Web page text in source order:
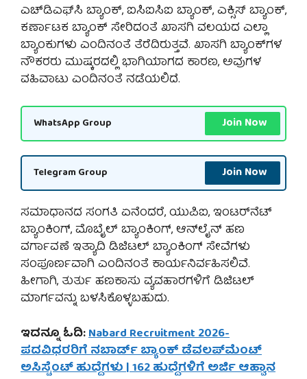
ಎಚ್‌ಡಿಎಫ್‌ಸಿ ಬ್ಯಾಂಕ್, ಐಸಿಐಸಿಐ ಬ್ಯಾಂಕ್, ಎಕ್ಸಿಸ್ ಬ್ಯಾಂಕ್,
ಕರ್ಣಾಟಕ ಬ್ಯಾಂಕ್ ಸೇರಿದಂತೆ ಖಾಸಗಿ ವಲಯದ ಎಲ್ಲಾ
ಬ್ಯಾಂಕುಗಳು ಎಂದಿನಂತೆ ತೆರೆದಿರುತ್ತವೆ. ಖಾಸಗಿ ಬ್ಯಾಂಕ್‌ಗಳ
ನೌಕರರು ಮುಷ್ಕರದಲ್ಲಿ ಭಾಗಿಯಾಗದ ಕಾರಣ, ಅವುಗಳ
ವಹಿವಾಟು ಎಂದಿನಂತೆ ನಡೆಯಲಿದೆ.
WhatsApp Group Join Now
Telegram Group Join Now
ಸಮಾಧಾನದ ಸಂಗತಿ ಏನೆಂದರೆ, ಯುಪಿಐ, ಇಂಟರ್‌ನೆಟ್
ಬ್ಯಾಂಕಿಂಗ್, ಮೊಬೈಲ್ ಬ್ಯಾಂಕಿಂಗ್, ಆನ್‌ಲೈನ್ ಹಣ
ವರ್ಗಾವಣೆ ಇತ್ಯಾದಿ ಡಿಜಿಟಲ್ ಬ್ಯಾಂಕಿಂಗ್ ಸೇವೆಗಳು
ಸಂಪೂರ್ಣವಾಗಿ ಎಂದಿನಂತೆ ಕಾರ್ಯನಿರ್ವಹಿಸಲಿವೆ.
ಹೀಗಾಗಿ, ತುರ್ತು ಹಣಕಾಸು ವ್ಯವಹಾರಗಳಿಗೆ ಡಿಜಿಟಲ್
ಮಾರ್ಗವನ್ನು ಬಳಸಿಕೊಳ್ಳಬಹುದು.
ಇದನ್ನೂ ಓದಿ:Nabard Recruitment 2026-
ಪದವಿಧರರಿಗೆ ನಬಾರ್ಡ್ ಬ್ಯಾಂಕ್ ಡೆವಲಪ್‌ಮೆಂಟ್
ಅಸಿಸ್ಟೆಂಟ್ ಹುದ್ದೆಗಳು | 162 ಹುದ್ದೆಗಳಿಗೆ ಅರ್ಜಿ ಆಹ್ವಾನ